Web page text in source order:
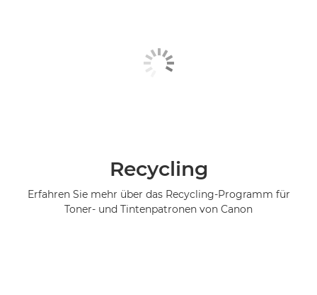
Recycling
Erfahren Sie mehr über das Recycling-Programm für
Toner- und Tintenpatronen von Canon